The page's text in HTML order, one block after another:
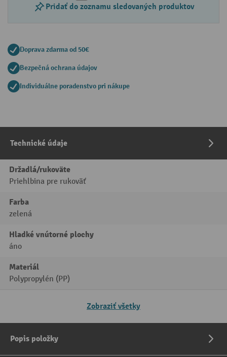
Pridať do zoznamu sledovaných produktov
Doprava zdarma od 50€
Bezpečná ochrana údajov
Individuálne poradenstvo pri nákupe
Technické údaje
Držadlá/rukoväte
Priehlbina pre rukoväť
Farba
zelená
Hladké vnútorné plochy
áno
Materiál
Polypropylén (PP)
Zobraziť všetky
Popis položky